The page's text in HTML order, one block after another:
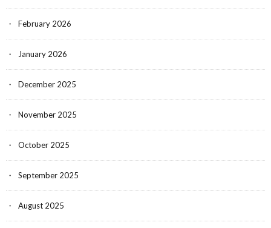
February 2026
January 2026
December 2025
November 2025
October 2025
September 2025
August 2025